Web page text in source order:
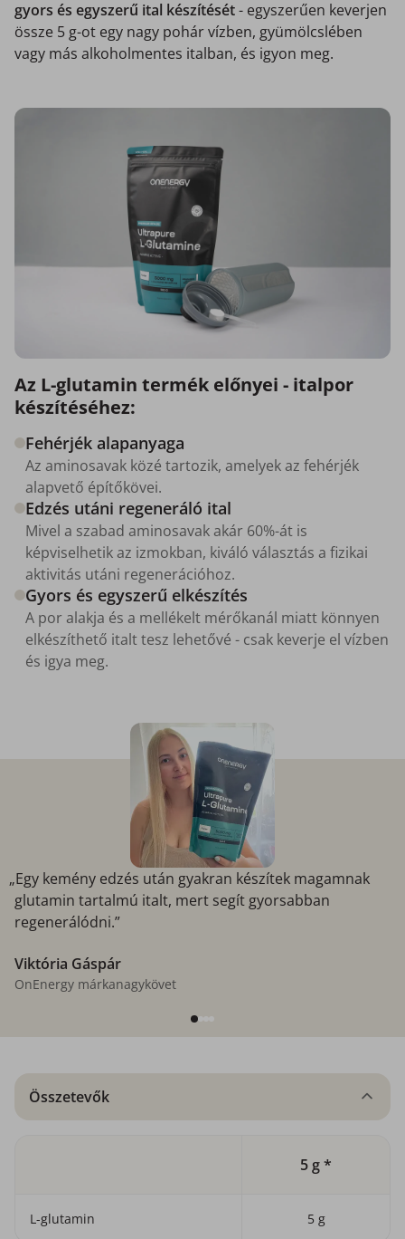
gyors és egyszerű ital készítését- egyszerűen keverjen
össze 5 g-ot egy nagy pohár vízben, gyümölcslében
vagy más alkoholmentes italban, és igyon meg.
Az L-glutamin termék előnyei - italpor
készítéséhez:
Fehérjék alapanyaga
Az aminosavak közé tartozik, amelyek az fehérjék
alapvető építőkövei.
Edzés utáni regeneráló ital
Mivel a szabad aminosavak akár 60%-át is
képviselhetik az izmokban, kiváló választás a fizikai
aktivitás utáni regenerációhoz.
Gyors és egyszerű elkészítés
A por alakja és a mellékelt mérőkanál miatt könnyen
elkészíthető italt tesz lehetővé - csak keverje el vízben
és igya meg.
„Egy kemény edzés után gyakran készítek magamnak
glutamin tartalmú italt, mert segít gyorsabban
regenerálódni.”
Viktória Gáspár
OnEnergy márkanagykövet
Összetevők
5 g *
L-glutamin 5 g